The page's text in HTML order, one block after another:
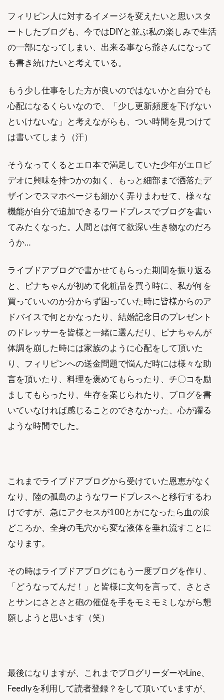
フィリピン人に対するイメージを変えたいと思いスタ
ートしたブログも、今ではDIYと並ぶ私の楽しみで生活
の一部になってしまい、出来る事なら爺さんになって
も書き続けたいと考えている。
もう少し仕事をした方が良いのではないかと自分でも
心配になるくらいなので、「少し更新頻度を下げない
といけないな」と考えながらも、つい時間を見つけて
は書いてしまう（汗）
そうなってくるとエロ本で満足していた少年がエロビ
デオに興味を持つかの如く、もっと細部まで洒落たデ
ザインでスマホページも細かく弄りまわせて、様々な
機能が自分で追加できるワードプレスでブログを書い
てみたくなった。人間とは何て欲深い生き物なのだろ
うか…
ライブドアブログで書かせてもらった期間を振り返る
と、ピナちゃんが初めて化粧品を買う時に、私が何を
買っていいのか分からず困っていた時に皆様からのア
ドバイスで何とかなったり、結婚記念日のプレゼント
のドレッサーを皆様と一緒に選んだり、ピナちゃんが
体調を崩した時には家族のように心配をして頂いた
り、フィリピンへの送金問題で悩んだ時には様々な助
言を頂いたり、料理を褒めてもらったり、チ〇コを励
ましてもらったり、生存を案じられたり、ブログを書
いていなければ感じることのできなかった、心が躍る
ような時間でした。
これまでライブドアブログから受けていた恩恵がなく
なり、陸の孤島のようなワードプレスへと移行するわ
けですが、急にアクセスが100とかになったら血の涙
どころか、全身の毛穴から変な液体を垂れ流すことに
なります。
その時はライブドアブログにもう一度ブログを作り、
「どうなってんだ！」と皆様に文句を言って、さとさ
とサンにさとさと砲の催促を手をモミモミしながら懇
願しようと思います（笑）
最後になりますが、これまでブログリーダーやLine、
Feedlyを利用して読者登録？をして頂いていますが、